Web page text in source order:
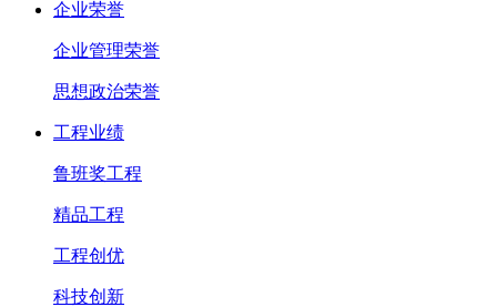
企业荣誉
企业管理荣誉
思想政治荣誉
工程业绩
鲁班奖工程
精品工程
工程创优
科技创新